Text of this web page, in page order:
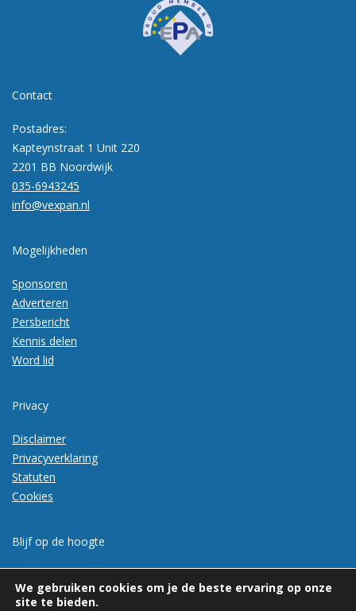
Contact
Postadres:
Kapteynstraat 1 Unit 220
2201 BB Noordwijk
035-6943245
info@vexpan.nl
Mogelijkheden
Sponsoren
Adverteren
Persbericht
Kennis delen
Word lid
Privacy
Disclaimer
Privacyverklaring
Statuten
Cookies
Blijf op de hoogte
We gebruiken cookies om je de beste ervaring op onze
site te bieden.